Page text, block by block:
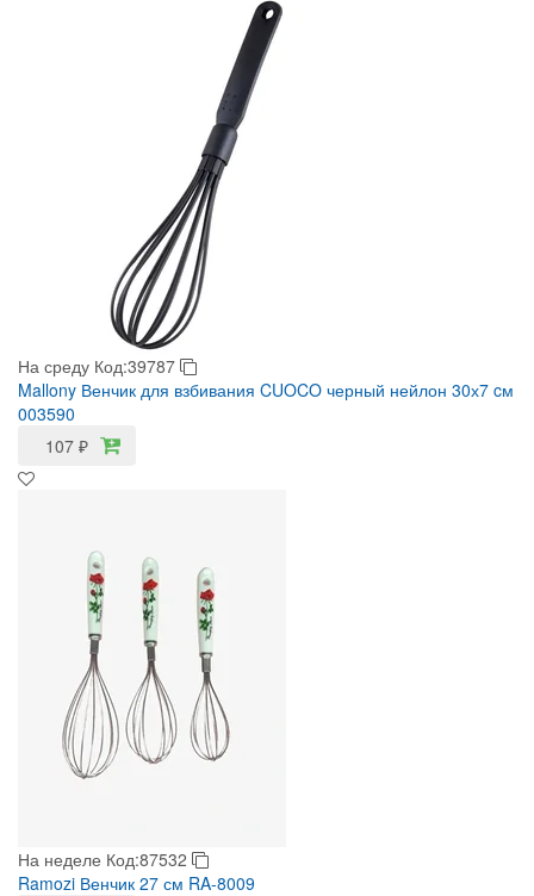
На среду Код:39787
Mallony Венчик для взбивания CUOCO черный нейлон 30х7 cм
003590
107 ₽
На неделе Код:87532
Ramozi Венчик 27 см RA-8009